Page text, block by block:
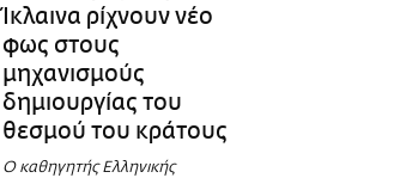
Ίκλαινα ρίχνουν νέο
φως στους
μηχανισμούς
δημιουργίας του
θεσμού του κράτους
Ο καθηγητής Ελληνικής